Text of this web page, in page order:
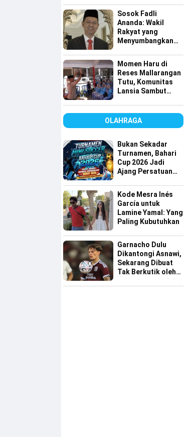
Sosok Fadli
Ananda: Wakil
Rakyat yang
Menyumbangkan
Kurang Mampu
Momen Haru di
Reses Mallarangan
Tutu, Komunitas
Lansia Sambut
OLAHRAGA
Bukan Sekadar
Turnamen, Bahari
Cup 2026 Jadi
Ajang Persatuan
Sinjai
Kode Mesra Inés
García untuk
Lamine Yamal: Yang
Paling Kubutuhkan
Garnacho Dulu
Dikantongi Asnawi,
Sekarang Dibuat
Tak Berkutik oleh